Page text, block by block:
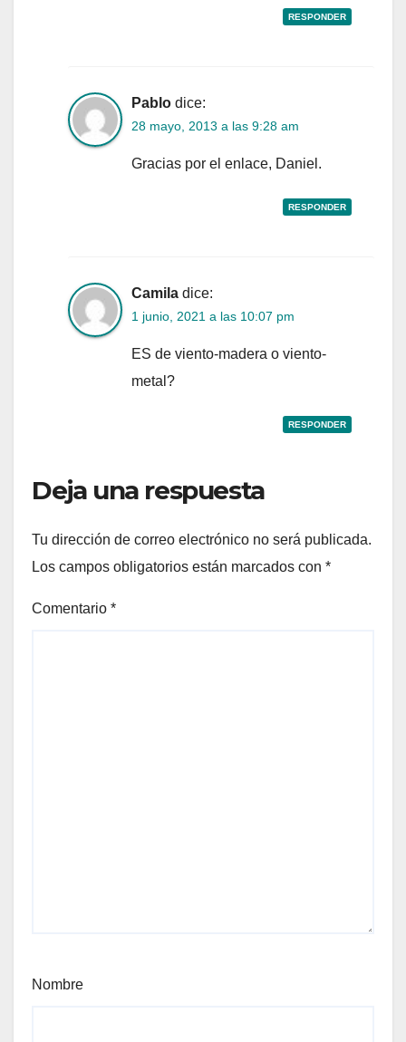
RESPONDER
Pablo dice:
28 mayo, 2013 a las 9:28 am
Gracias por el enlace, Daniel.
RESPONDER
Camila dice:
1 junio, 2021 a las 10:07 pm
ES de viento-madera o viento-
metal?
RESPONDER
Deja una respuesta
Tu dirección de correo electrónico no será publicada.
Los campos obligatorios están marcados con *
Comentario *
Nombre